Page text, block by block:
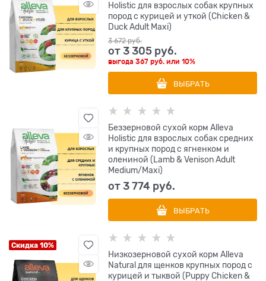
Holistic для взрослых собак крупных
пород с курицей и уткой (Chicken &
Duck Adult Maxi)
3 672 руб.
от3 305 руб.
выгода367 руб. или10%
ВЫБРАТЬ
Беззерновой сухой корм Alleva
Holistic для взрослых собак средних
и крупных пород с ягненком и
олениной (Lamb & Venison Adult
Medium/Maxi)
от3 774 руб.
ВЫБРАТЬ
Скидка 10%
Низкозерновой сухой корм Alleva
Natural для щенков крупных пород с
курицей и тыквой (Puppy Chicken &